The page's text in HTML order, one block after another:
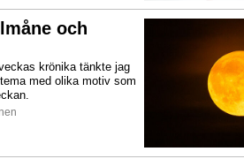
och
krönika tänkte jag
med olika motiv som